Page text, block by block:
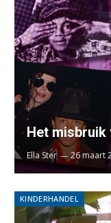
Het misbruik
Ella Ster 26 maart
KINDERHANDEL